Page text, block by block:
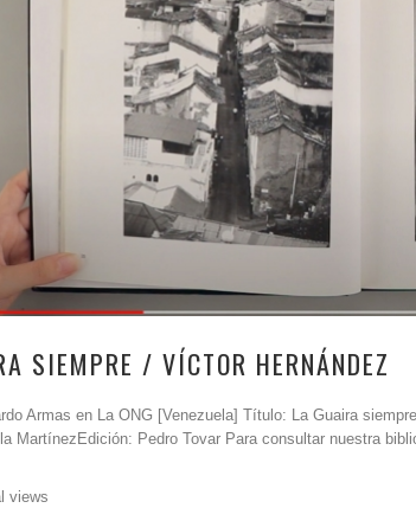
SIEMPRE / VÍCTOR HERNÁNDEZ
Armas en La ONG [Venezuela] Título: La Guaira
MartínezEdición: Pedro Tovar Para consultar nuestra
views